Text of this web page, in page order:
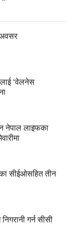
‘वेलनेस
नेपाल लाइफका
सीईओसहित तीन
गर्न सीसी